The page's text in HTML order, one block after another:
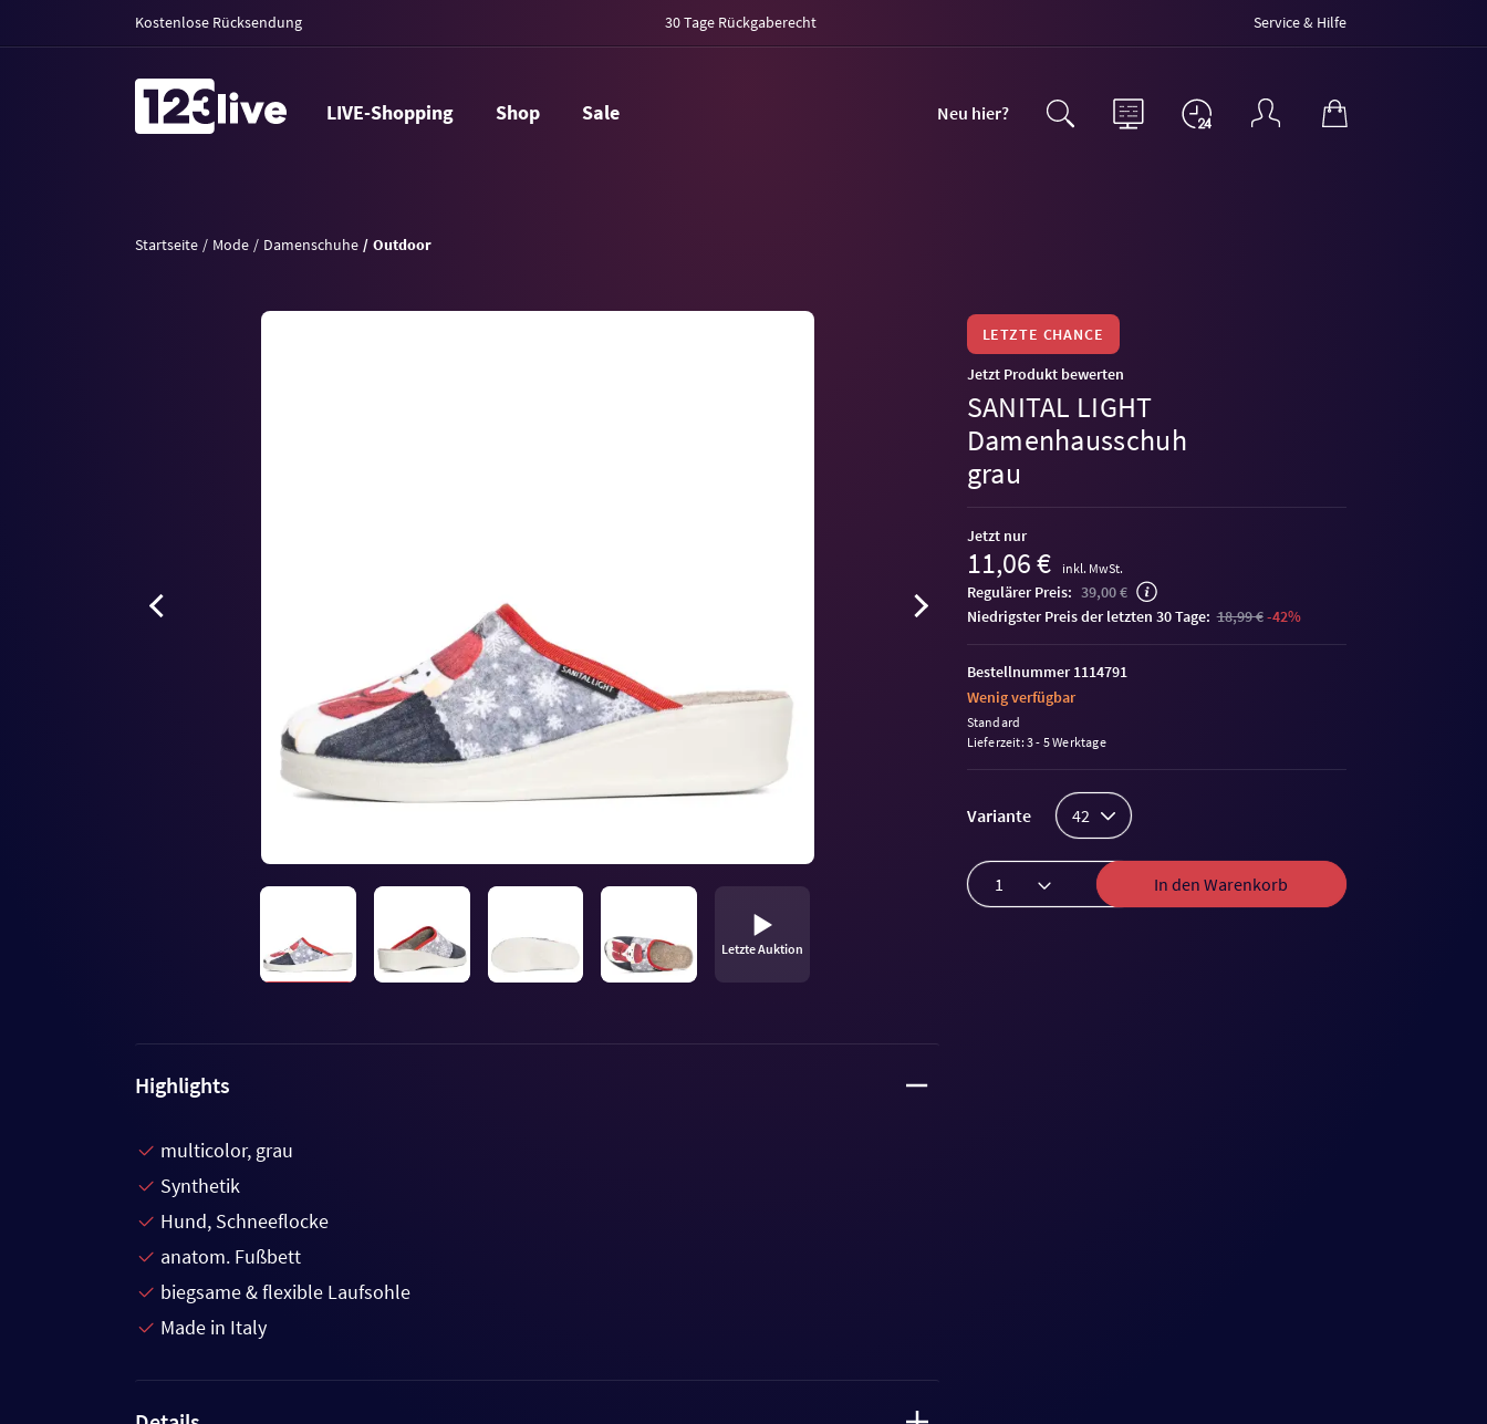
Kostenlose Rücksendung 30 Tage Rückgaberecht Service & Hilfe
LIVE-Shopping Shop Sale Neu hier?
Startseite Mode Damenschuhe Outdoor
Letzte Auktion
LETZTE CHANCE
Jetzt Produkt bewerten
SANITAL LIGHT
Damenhausschuh
grau
Jetzt nur
11,06 € inkl. MwSt.
Regulärer Preis: 39,00 €
niedrigster Preis der letzten 30 Tage: 18,99 €-42%
Variante 42
In den Warenkorb
Bestellnummer 1114791
Wenig verfügbar
Standard
Lieferzeit: 3 - 5 Werktage
Highlights
multicolor, grau
Synthetik
Hund, Schneeflocke
anatom. Fußbett
biegsame & flexible Laufsohle
Made in Italy